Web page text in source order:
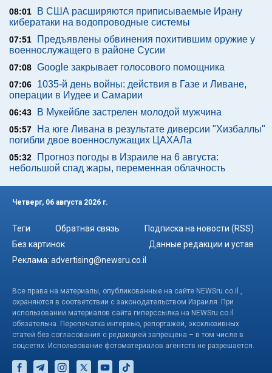
08:01
В США расширяются приписываемые Ирану
кибератаки на водопроводные системы
07:51
Предъявлены обвинения похитившим оружие у
военнослужащего в районе Сусии
07:08 Google закрывает голосового помощника
07:06
1035-й день войны: действия в Газе и Ливане,
операции в Иудее и Самарии
06:43 В Мукейбле застрелен молодой мужчина
05:57
На юге Ливана в результате диверсии "Хизбаллы"
погибли двое военнослужащих ЦАХАЛа
05:32
Прогноз погоды в Израиле на 6 августа:
небольшой спад жары, переменная облачность
Четверг, 06 августа 2026 г.
Теги Обратная связь
Подписка на новости (RSS)
Без картинок
Данные редакции и устав
Реклама: advertising@newsru.co.il
Все права на материалы, опубликованные на сайте NEWSru.co.il ,
охраняются в соответствии с законодательством Израиля. При
использовании материалов сайта гиперссылка на NEWSru.co.il
обязательна. Перепечатка интервью, репортажей, эксклюзивных
статей без согласования с редакцией запрещена – в том числе в
соцсетях. Использование фотоматериалов агентств не разрешается.